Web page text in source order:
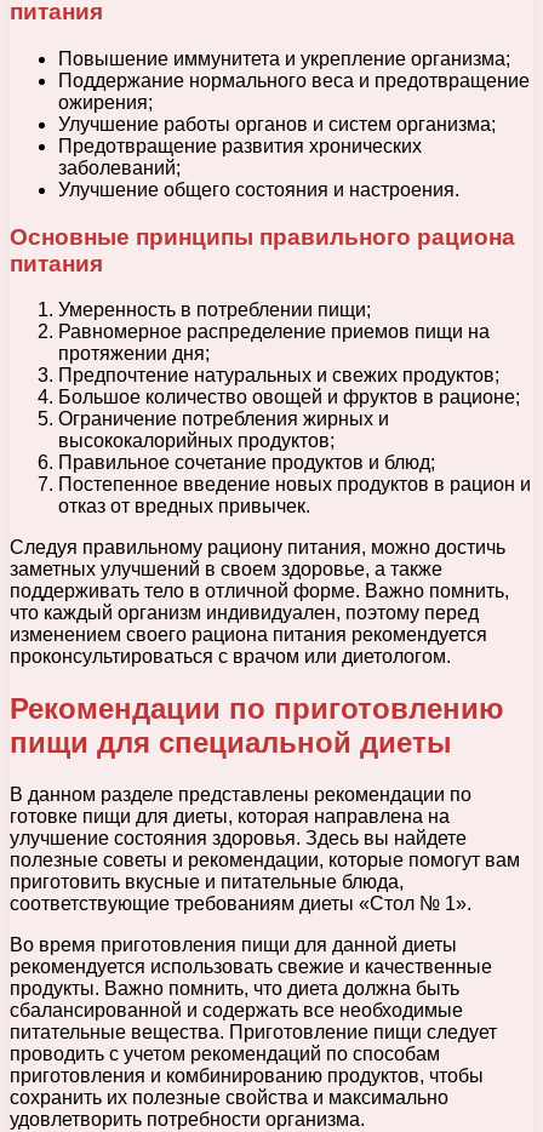
питания
Повышение иммунитета и укрепление организма;
Поддержание нормального веса и предотвращение
ожирения;
Улучшение работы органов и систем организма;
Предотвращение развития хронических
заболеваний;
Улучшение общего состояния и настроения.
Основные принципы правильного рациона
питания
Умеренность в потреблении пищи;
Равномерное распределение приемов пищи на
протяжении дня;
Предпочтение натуральных и свежих продуктов;
Большое количество овощей и фруктов в рационе;
Ограничение потребления жирных и
высококалорийных продуктов;
Правильное сочетание продуктов и блюд;
Постепенное введение новых продуктов в рацион и
отказ от вредных привычек.
Следуя правильному рациону питания, можно достичь
заметных улучшений в своем здоровье, а также
поддерживать тело в отличной форме. Важно помнить,
что каждый организм индивидуален, поэтому перед
изменением своего рациона питания рекомендуется
проконсультироваться с врачом или диетологом.
Рекомендации по приготовлению
пищи для специальной диеты
В данном разделе представлены рекомендации по
готовке пищи для диеты, которая направлена на
улучшение состояния здоровья. Здесь вы найдете
полезные советы и рекомендации, которые помогут вам
приготовить вкусные и питательные блюда,
соответствующие требованиям диеты «Стол № 1».
Во время приготовления пищи для данной диеты
рекомендуется использовать свежие и качественные
продукты. Важно помнить, что диета должна быть
сбалансированной и содержать все необходимые
питательные вещества. Приготовление пищи следует
проводить с учетом рекомендаций по способам
приготовления и комбинированию продуктов, чтобы
сохранить их полезные свойства и максимально
удовлетворить потребности организма.